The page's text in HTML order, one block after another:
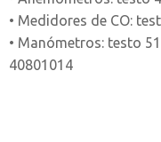
• Medidores de CO:
• Manómetros: testo
40801014